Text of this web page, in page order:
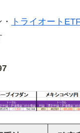
トライオート